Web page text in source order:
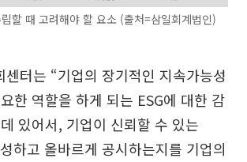
할 때 고려해야 할 요소 (출처=삼일회계법인)
센터는 “기업의 장기적인 지속가능성
한 역할을 하게 되는 ESG에 대한 감
있어서, 기업이 신뢰할 수 있는
하고 올바르게 공시하는지를 기업의